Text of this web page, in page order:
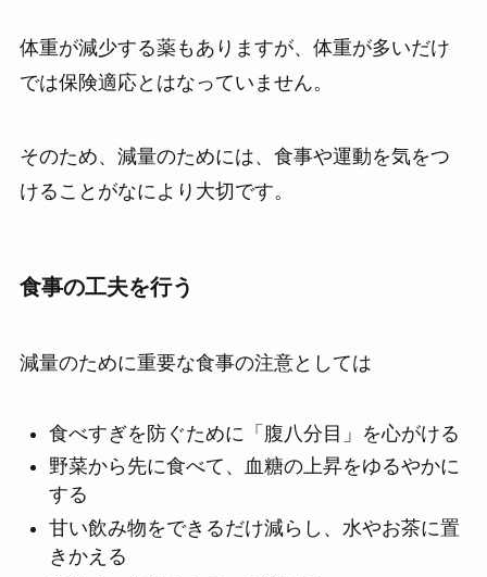
体重が減少する薬もありますが、体重が多いだけ
では保険適応とはなっていません。
そのため、減量のためには、食事や運動を気をつ
けることがなにより大切です。
食事の工夫を行う
減量のために重要な食事の注意としては
食べすぎを防ぐために「腹八分目」を心がける
野菜から先に食べて、血糖の上昇をゆるやかに
する
甘い飲み物をできるだけ減らし、水やお茶に置
きかえる